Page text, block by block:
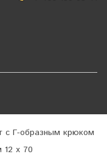
с Г-образным крюком
12 х 70